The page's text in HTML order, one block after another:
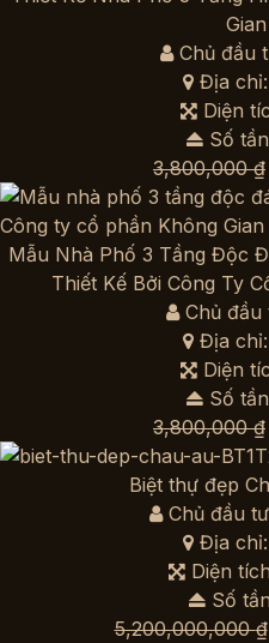
Chủ đầu
Địa chỉ:
Diện
Số
3,800,000₫
Mẫu Nhà Phố 3 Tầng Độc
Thiết Kế Bởi Công Ty
Chủ đầu
Địa chỉ:
Diện
Số
3,800,000₫
Biệt thự đẹp
Chủ đầu
Địa chỉ:
Diện
Số
5,200,000,000₫